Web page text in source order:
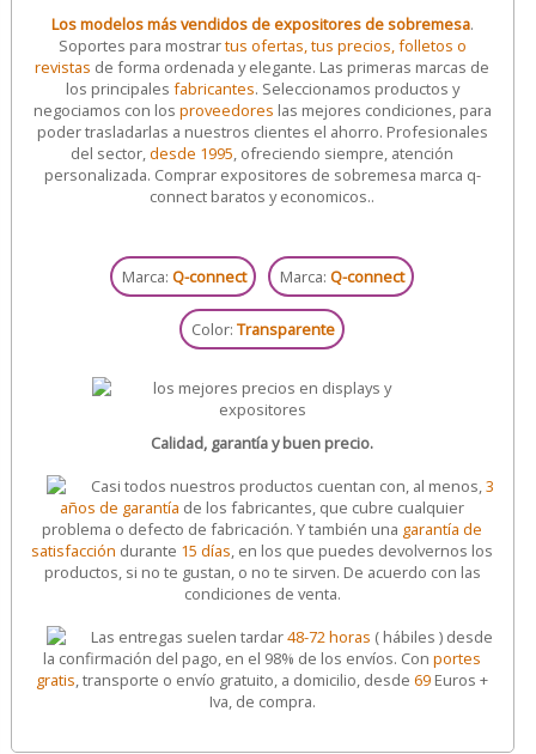
Los modelos más vendidos de expositores de sobremesa.
Soportes para mostrartus ofertas, tus precios, folletos o
revistas de forma ordenada y elegante. Las primeras marcas de
los principales fabricantes. Seleccionamos productos y
negociamos con los proveedores las mejores condiciones, para
poder trasladarlas a nuestros clientes el ahorro. Profesionales
del sector,desde 1995, ofreciendo siempre, atención
personalizada. Comprar expositores de sobremesa marca q-
connect baratos y economicos..
Marca:Q-connect Marca:Q-connect
Color:Transparente
Calidad, garantía y buen precio.
Casi todos nuestros productos cuentan con, al menos,3
años de garantía de los fabricantes, que cubre cualquier
problema o defecto de fabricación. Y también una garantía de
satisfacción durante 15 días, en los que puedes devolvernos los
productos, si no te gustan, o no te sirven. De acuerdo con las
condiciones de venta.
Las entregas suelen tardar48-72 horas ( hábiles ) desde
la confirmación del pago, en el 98% de los envíos. Conportes
gratis, transporte o envío gratuito, a domicilio, desde69 Euros +
Iva, de compra.